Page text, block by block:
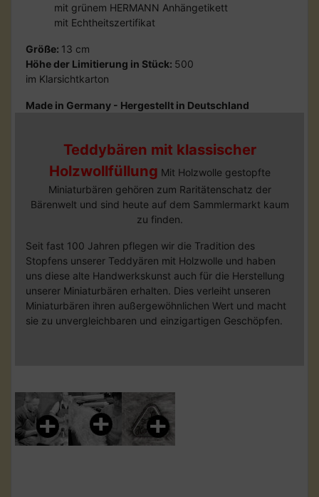
mit grünem HERMANN Anhängetikett
mit Echtheitszertifikat
Größe: 13 cm
Höhe der Limitierung in Stück: 500
im Klarsichtkarton
Made in Germany - Hergestellt in Deutschland
Teddybären mit klassischer
Holzwollfüllung Mit Holzwolle gestopfte
Miniaturbären gehören zum Raritätenschatz der
Bärenwelt und sind heute auf dem Sammlermarkt kaum
zu finden.
Seit fast 100 Jahren pflegen wir die Tradition des
Stopfens unserer Teddyären mit Holzwolle und haben
uns diese alte Handwerkskunst auch für die Herstellung
unserer Miniaturbären erhalten. Dies verleiht unseren
Miniaturbären ihren außergewöhnlichen Wert und macht
sie zu unvergleichbaren und einzigartigen Geschöpfen.